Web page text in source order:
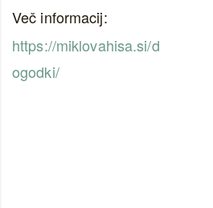
Več informacij:
https://miklovahisa.si/d
ogodki/